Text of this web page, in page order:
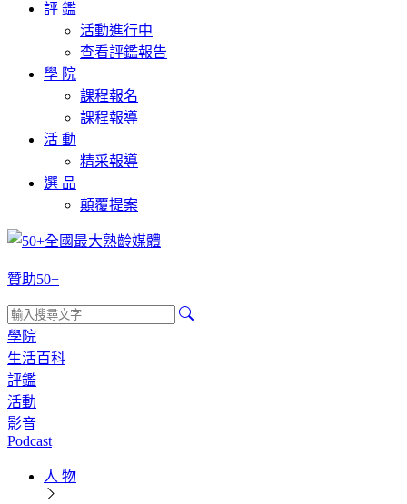
評 鑑
活動進行中
查看評鑑報告
學 院
課程報名
課程報導
活 動
精采報導
選 品
顛覆提案
贊助50+
學院
生活百科
評鑑
活動
影音
Podcast
人 物